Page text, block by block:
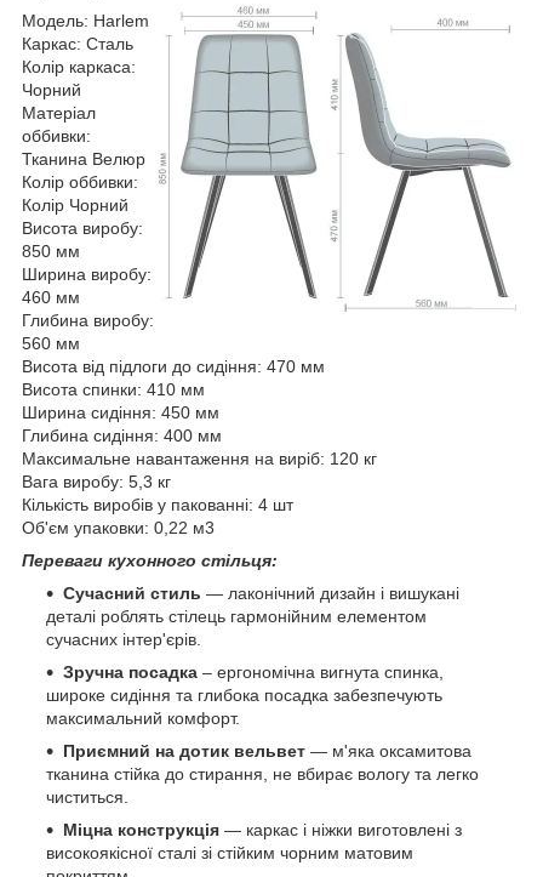
Модель: Harlem
Каркас: Сталь
Колір каркаса:
Чорний
Матеріал
оббивки:
Тканина Велюр
Колір оббивки:
Колір Чорний
Висота виробу:
850 мм
Ширина виробу:
460 мм
Глибина виробу:
560 мм
Висота від підлоги до сидіння: 470 мм
Висота спинки: 410 мм
Ширина сидіння: 450 мм
Глибина сидіння: 400 мм
Максимальне навантаження на виріб: 120 кг
Вага виробу: 5,3 кг
Кількість виробів у пакованні: 4 шт
Об'єм упаковки: 0,22 м3
Переваги кухонного стільця:
Сучасний стиль — лаконічний дизайн і вишукані
деталі роблять стілець гармонійним елементом
сучасних інтер'єрів.
Зручна посадка – ергономічна вигнута спинка,
широке сидіння та глибока посадка забезпечують
максимальний комфорт.
Приємний на дотик вельвет — м'яка оксамитова
тканина стійка до стирання, не вбирає вологу та легко
чиститься.
Міцна конструкція — каркас і ніжки виготовлені з
високоякісної сталі зі стійким чорним матовим